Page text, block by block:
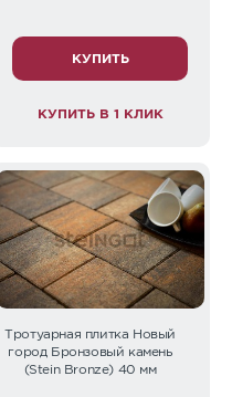
КУПИТЬ
КУПИТЬ В 1 КЛИК
Тротуарная плитка Новый
город Бронзовый камень
(Stein Bronze) 40 мм